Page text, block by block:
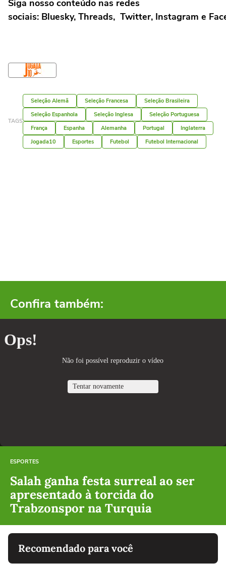
Siga nosso conteúdo nas redes
sociais: Bluesky, Threads, Twitter, Instagram e
TAGS
Seleção Alemã Seleção Francesa
Seleção Brasileira
Seleção Espanhola
Seleção Inglesa
Seleção Portuguesa
França
Espanha Alemanha Portugal
Inglaterra
Jogada10
Esportes Futebol Futebol Internacional
Confira também:
ESPORTES
Salah ganha festa surreal ao ser
apresentado à torcida do
Trabzonspor na Turquia
Recomendado para você